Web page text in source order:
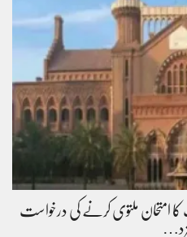
امتحان ملتوی کرنے کی درخواست